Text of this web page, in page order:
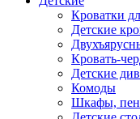
Кроватки
Детские
Кровать-
Детские
Комоды
Шкафы,